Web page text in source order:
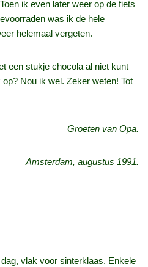
ik even later weer op de fiets
was ik de hele
helemaal vergeten.
een stukje chocola al niet kunt
Nou ik wel. Zeker weten! Tot
Groeten van Opa.
Amsterdam, augustus 1991.
vlak voor sinterklaas. Enkele